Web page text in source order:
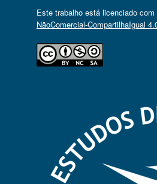
Este trabalho está licenciado com
NãoComercial-CompartilhaIgual